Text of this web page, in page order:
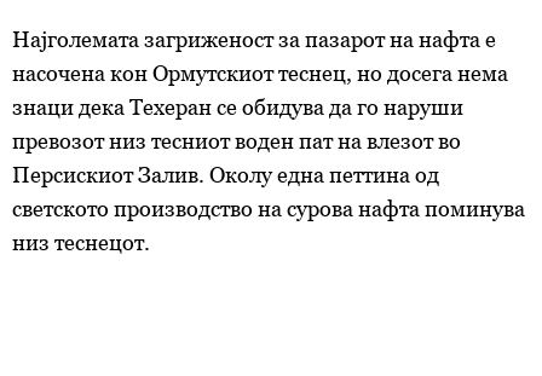
Најголемата загриженост за пазарот на нафта е
насочена кон Ормутскиот теснец, но досега нема
знаци дека Техеран се обидува да го наруши
превозот низ тесниот воден пат на влезот во
Персискиот Залив. Околу една петтина од
светското производство на сурова нафта поминува
низ теснецот.